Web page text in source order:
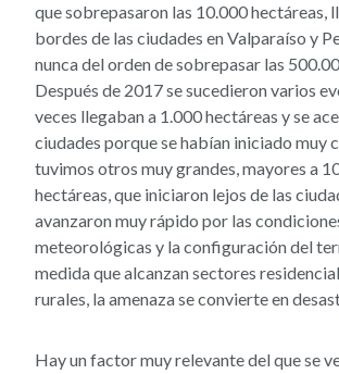
que sobrepasaron las 10.000 hectáreas,
bordes de las ciudades en Valparaíso y
nunca del orden de sobrepasar las
Después de 2017 se sucedieron varios
veces llegaban a 1.000 hectáreas y se
ciudades porque se habían iniciado muy
tuvimos otros muy grandes, mayores a
hectáreas, que iniciaron lejos de las
avanzaron muy rápido por las
meteorológicas y la configuración del
medida que alcanzan sectores
rurales, la amenaza se convierte en
Hay un factor muy relevante del que se